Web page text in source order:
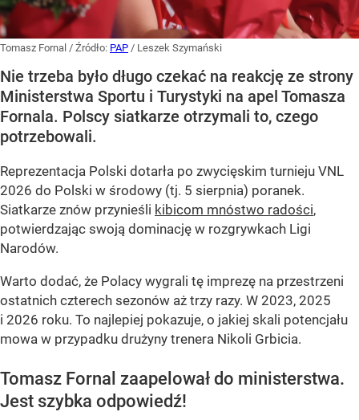
Tomasz Fornal / Źródło: PAP / Leszek Szymański
Nie trzeba było długo czekać na reakcję ze strony
Ministerstwa Sportu i Turystyki na apel Tomasza
Fornala. Polscy siatkarze otrzymali to, czego
potrzebowali.
Reprezentacja Polski dotarła po zwycięskim turnieju VNL
2026 do Polski w środowy (tj. 5 sierpnia) poranek.
Siatkarze znów przynieśli kibicom mnóstwo radości,
potwierdzając swoją dominację w rozgrywkach Ligi
Narodów.
Warto dodać, że Polacy wygrali tę imprezę na przestrzeni
ostatnich czterech sezonów aż trzy razy. W 2023, 2025
i 2026 roku. To najlepiej pokazuje, o jakiej skali potencjału
mowa w przypadku drużyny trenera Nikoli Grbicia.
Tomasz Fornal zaapelował do ministerstwa.
Jest szybka odpowiedź!